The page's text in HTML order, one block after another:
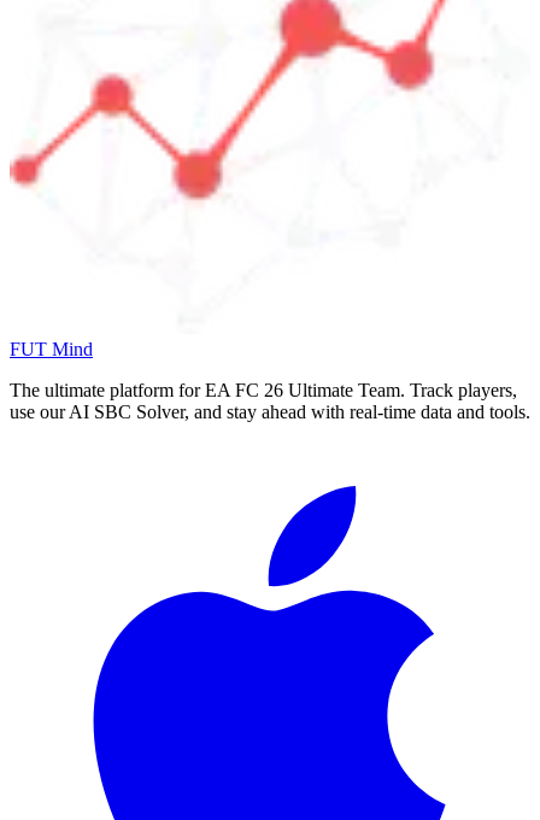
FUT Mind
The ultimate platform for EA FC 26 Ultimate Team. Track players,
use our AI SBC Solver, and stay ahead with real-time data and tools.